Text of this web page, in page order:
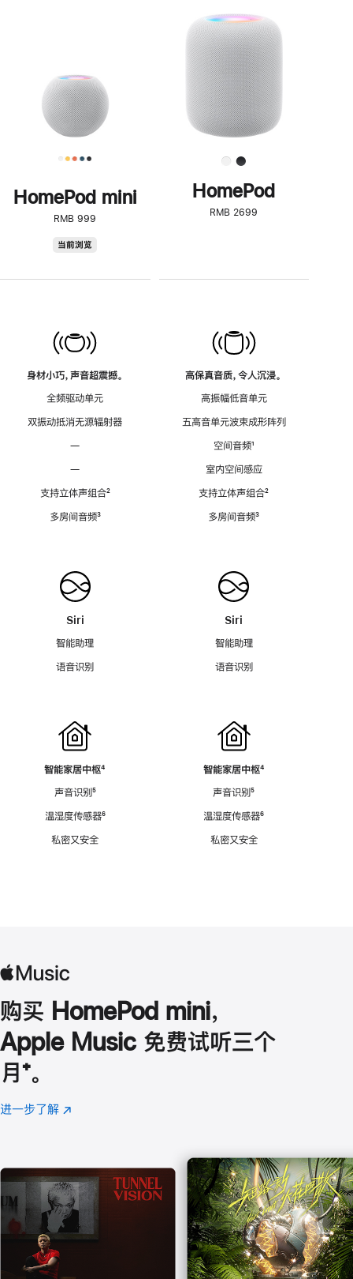
HomePod mini
RMB 999
当前浏览
身材小巧，声音超震撼。
全频驱动单元
双振动抵消无源辐射器
—
—
支持立体声组合脚
²
多房间音频脚
³
Siri
智能助理
语音识别
智能家居中枢脚
⁴
声音识别脚
⁵
温湿度传感器脚
⁶
私密又安全
步
了
解
HomePod<
HomePod
RMB 2699
高保真音质，令人沉浸。
高振幅低音单元
五高音单元波束成形阵列
空间音频脚
¹
室内空间感应
支持立体声组合脚
²
多房间音频脚
³
Siri
智能助理
语音识别
智能家居中枢脚
⁴
声音识别脚
⁵
温湿度传感器脚
⁶
私密又安全
购买 HomePod mini，
Apple Music 免费试听三个
月 脚
注
⁺。
进一步了解 Apple
(在
口
中
打
开)